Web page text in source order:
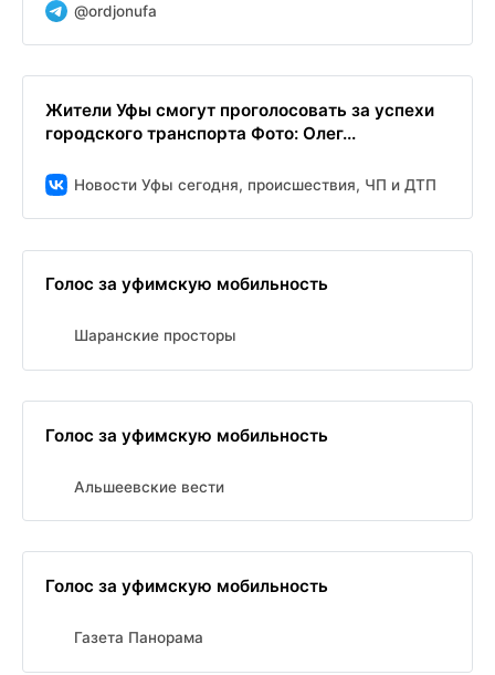
@ordjonufa
Жители Уфы смогут проголосовать за успехи
городского транспорта Фото: Олег...
Новости Уфы сегодня, происшествия, ЧП и ДТП
Голос за уфимскую мобильность
Шаранские просторы
Голос за уфимскую мобильность
Альшеевские вести
Голос за уфимскую мобильность
Газета Панорама